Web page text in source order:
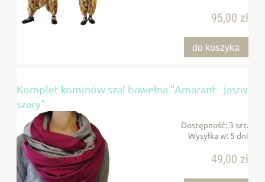
95,00 zł
do koszyka
Komplet kominów szal bawełna "Amarant - jasny
szary"
Dostępność: 3 szt.
Wysyłka w: 5 dni
49,00 zł